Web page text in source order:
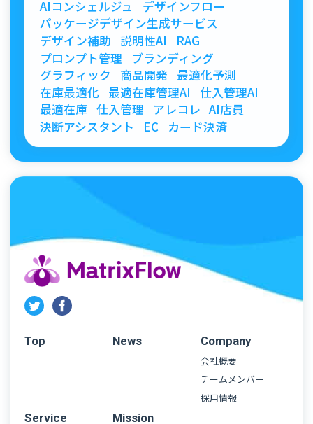
AIコンシェルジュ
デザインフロー
パッケージデザイン生成サービス
デザイン補助 説明性AI
RAG
プロンプト管理
ブランディング
グラフィック
商品開発
最適化予測
在庫最適化 最適在庫管理AI
仕入管理AI
最適在庫 仕入管理 アレコレ AI店員
決断アシスタント
EC カード決済
Top News
Company
会社概要
チームメンバー
採用情報
Service
Mission